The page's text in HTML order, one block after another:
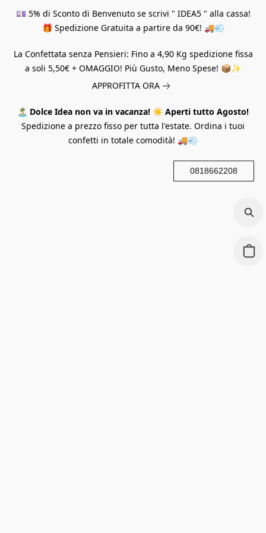
💷 5% di Sconto di Benvenuto se scrivi " IDEA5 " alla cassa!
🎁 Spedizione Gratuita a partire da 90€! 🚚💨
La Confettata senza Pensieri: Fino a 4,90 Kg spedizione fissa
a soli 5,50€ + OMAGGIO! Più Gusto, Meno Spese! 📦✨
APPROFITTA ORA
🏝️ Dolce Idea non va in vacanza! ☀️ Aperti tutto Agosto!
Spedizione a prezzo fisso per tutta l'estate. Ordina i tuoi
confetti in totale comodità! 🚚💨
0818662208